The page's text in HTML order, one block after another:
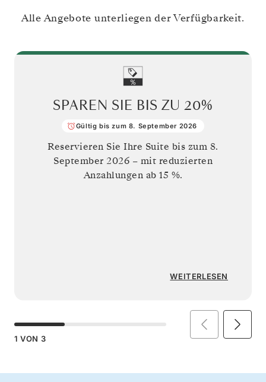
Alle Angebote unterliegen der Verfügbarkeit.
SPAREN SIE BIS ZU 20%
Gültig bis zum 8. September 2026
Reservieren Sie Ihre Suite bis zum 8.
September 2026 – mit reduzierten
Anzahlungen ab 15 %.
WEITERLESEN
1 VON 3